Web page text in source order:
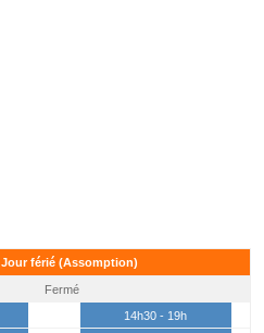
Jour férié (Assomption)
Fermé
14h30 - 19h